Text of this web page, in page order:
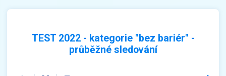
TEST 2022 - kategorie "bez bariér" -
průběžné sledování